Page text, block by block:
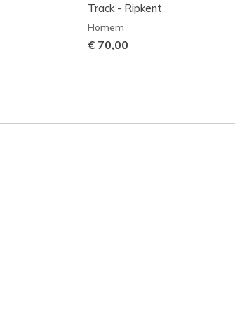
Track - Ripkent
Homem
€ 70,00